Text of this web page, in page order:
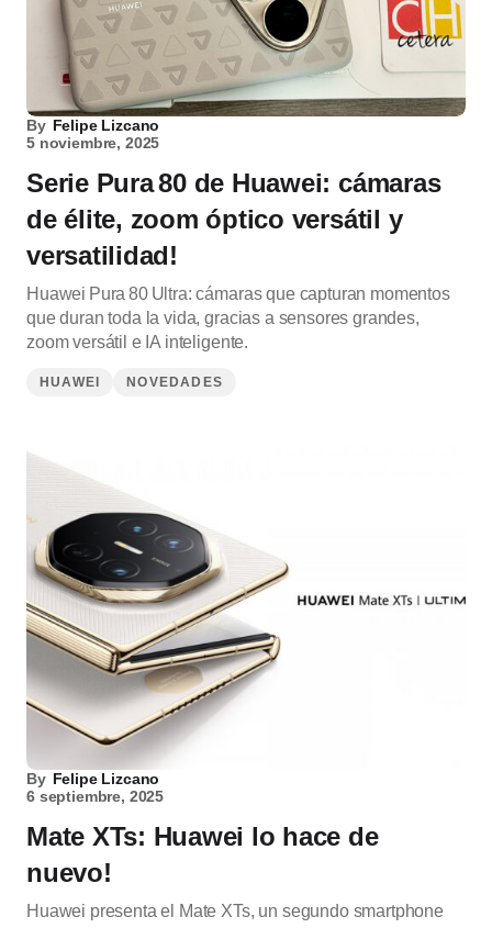
By Felipe Lizcano
5 noviembre, 2025
Serie Pura 80 de Huawei: cámaras
de élite, zoom óptico versátil y
versatilidad!
Huawei Pura 80 Ultra: cámaras que capturan momentos
que duran toda la vida, gracias a sensores grandes,
zoom versátil e IA inteligente.
HUAWEI NOVEDADES
By Felipe Lizcano
6 septiembre, 2025
Mate XTs: Huawei lo hace de
nuevo!
Huawei presenta el Mate XTs, un segundo smartphone